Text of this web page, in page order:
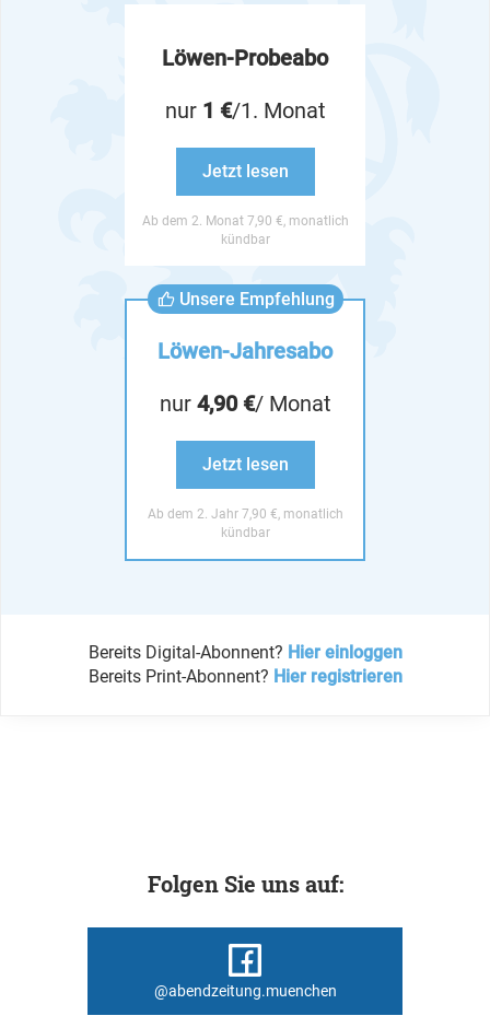
Löwen-Probeabo
nur 1 €/1. Monat
Jetzt lesen
Ab dem 2. Monat 7,90 €, monatlich
kündbar
Unsere Empfehlung
Löwen-Jahresabo
nur 4,90 €/ Monat
Jetzt lesen
Ab dem 2. Jahr 7,90 €, monatlich
kündbar
Bereits Digital-Abonnent? Hier einloggen
Bereits Print-Abonnent? Hier registrieren
Folgen Sie uns auf:
@abendzeitung.muenchen